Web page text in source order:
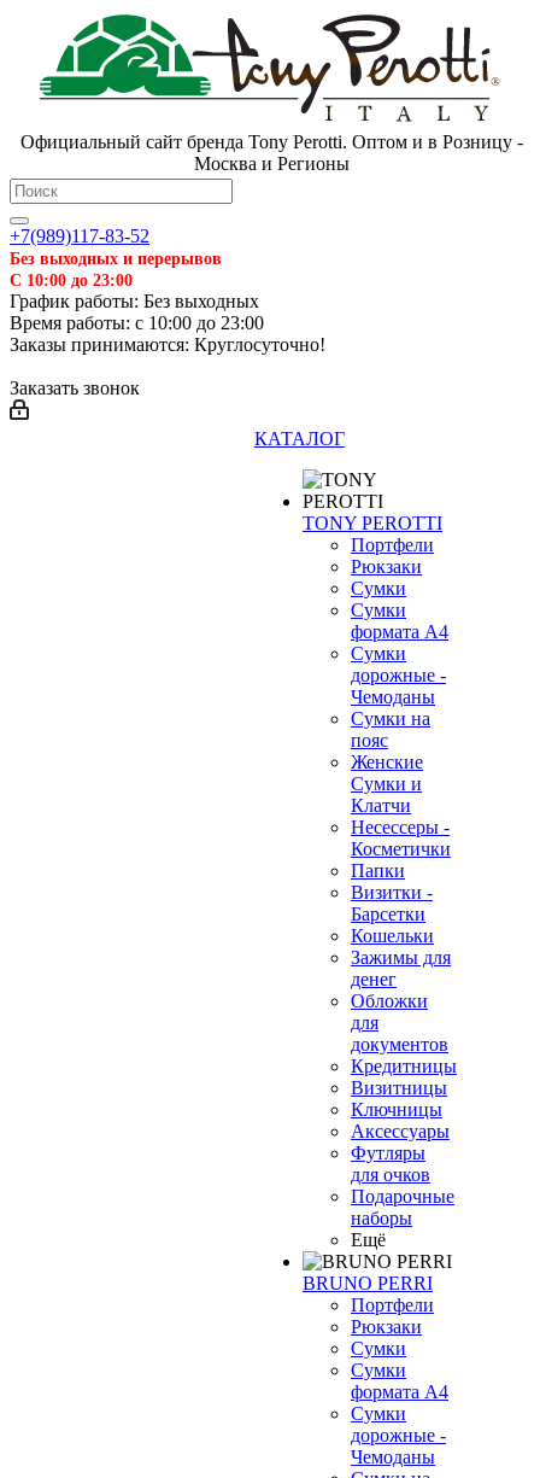
Официальный сайт бренда Tony Perotti. Оптом и в Розницу -
Москва и Регионы
+7(989)117-83-52
Без выходных и перерывов
С 10:00 до 23:00
График работы: Без выходных
Время работы: с 10:00 до 23:00
Заказы принимаются: Круглосуточно!
Заказать звонок
КАТАЛОГ
TONY PEROTTI
Портфели
Рюкзаки
Сумки
Сумки
формата А4
Сумки
дорожные -
Чемоданы
Сумки на
пояс
Женские
Сумки и
Клатчи
Несессеры -
Косметички
Папки
Визитки -
Барсетки
Кошельки
Зажимы для
денег
Обложки
для
документов
Кредитницы
Визитницы
Ключницы
Аксессуары
Футляры
для очков
Подарочные
наборы
Ещё
BRUNO PERRI
Портфели
Рюкзаки
Сумки
Сумки
формата А4
Сумки
дорожные -
Чемоданы